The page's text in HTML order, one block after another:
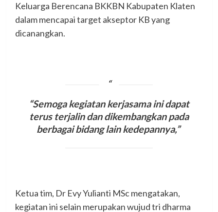
Keluarga Berencana BKKBN Kabupaten Klaten
dalam mencapai target akseptor KB yang
dicanangkan.
“Semoga kegiatan kerjasama ini dapat
terus terjalin dan dikembangkan pada
berbagai bidang lain kedepannya,”
Ketua tim, Dr Evy Yulianti MSc mengatakan,
kegiatan ini selain merupakan wujud tri dharma